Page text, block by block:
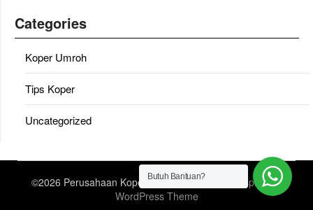
Categories
Koper Umroh
Tips Koper
Uncategorized
©2026 Perusahaan Koper Umroh| Design:
Newspaperly
WordPress Theme
Butuh Bantuan?